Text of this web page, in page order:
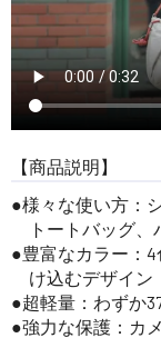
【商品説明】
様々な使い方：
トートバッグ
豊富なカラー：
け込むデザイン
超軽量：わずか
強力な保護：カ